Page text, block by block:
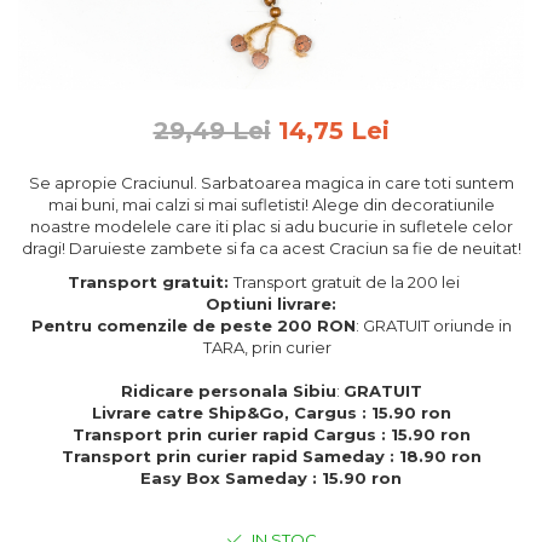
Diplome si Plachete
Insigne
Felicitari din lemn
Felicitari pentru cei dragi
Felicitari cu model
Aromaterapie
Papioane din lemn
Decoratiuni pentru casa
29,49 Lei 14,75 Lei
Se apropie Craciunul. Sarbatoarea magica in care toti suntem
mai buni, mai calzi si mai sufletisti! Alege din decoratiunile
noastre modelele care iti plac si adu bucurie in sufletele celor
dragi! Daruieste zambete si fa ca acest Craciun sa fie de neuitat!
Transport gratuit:Transport gratuit de la 200 lei
Optiuni livrare:
Pentru comenzile de peste 200 RON: GRATUIT oriunde in
TARA, prin curier
Ridicare personala Sibiu: GRATUIT
Livrare catre Ship&Go, Cargus : 15.90 ron
Transport prin curier rapid Cargus : 15.90 ron
Transport prin curier rapid Sameday : 18.90 ron
Easy Box Sameday : 15.90 ron